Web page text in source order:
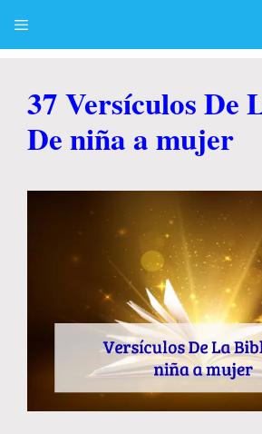
37 Versículos De
De niña a mujer